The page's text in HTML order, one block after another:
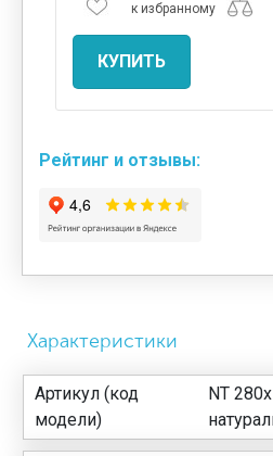
к избранному
КУПИТЬ
Рейтинг и отзывы:
Характеристики
Артикул (код
модели)
NT